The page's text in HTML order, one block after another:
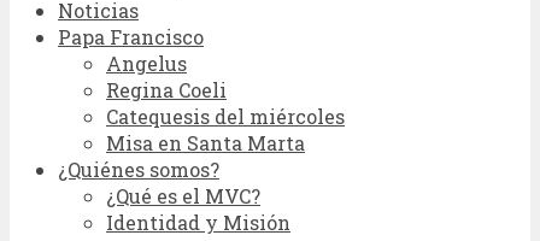
Noticias
Papa Francisco
Angelus
Regina Coeli
Catequesis del miércoles
Misa en Santa Marta
¿Quiénes somos?
¿Qué es el MVC?
Identidad y Misión